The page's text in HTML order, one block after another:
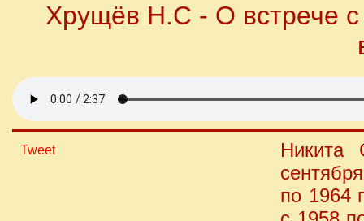
Хрущёв Н.С - О встрече
Tweet
Никита
по 1964